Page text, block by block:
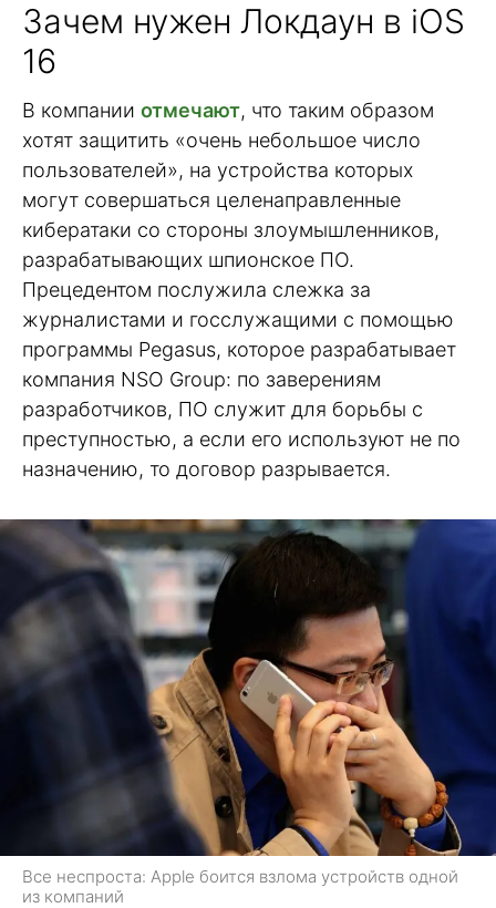
Зачем нужен Локдаун в iOS
16
В компании отмечают, что таким образом
хотят защитить «очень небольшое число
пользователей», на устройства которых
могут совершаться целенаправленные
кибератаки со стороны злоумышленников,
разрабатывающих шпионское ПО.
Прецедентом послужила слежка за
журналистами и госслужащими с помощью
программы Pegasus, которое разрабатывает
компания NSO Group: по заверениям
разработчиков, ПО служит для борьбы с
преступностью, а если его используют не по
назначению, то договор разрывается.
Все неспроста: Apple боится взлома устройств одной
из компаний